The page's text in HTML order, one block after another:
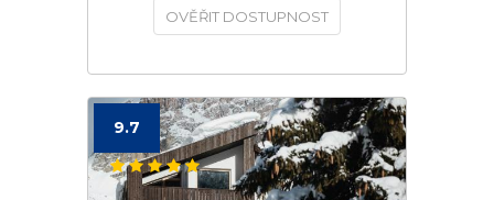
OVĚŘIT DOSTUPNOST
9.7